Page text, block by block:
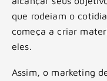
que rodeiam o
começa a criar
eles.
Assim, o marketing